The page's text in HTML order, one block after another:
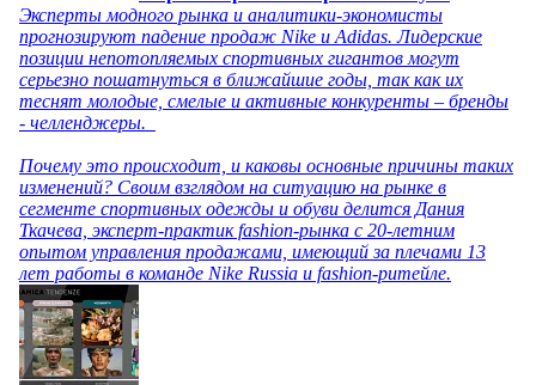
Эксперты модного рынка и аналитики-экономисты
прогнозируют падение продаж Nike и Adidas. Лидерские
позиции непотопляемых спортивных гигантов могут
серьезно пошатнуться в ближайшие годы, так как их
теснят молодые, смелые и активные конкуренты – бренды
- челленджеры.
Почему это происходит, и каковы основные причины таких
изменений? Своим взглядом на ситуацию на рынке в
сегменте спортивных одежды и обуви делится Дания
Ткачева, эксперт-практик fashion-рынка с 20-летним
опытом управления продажами, имеющий за плечами 13
лет работы в команде Nike Russia и fashion-ритейле.